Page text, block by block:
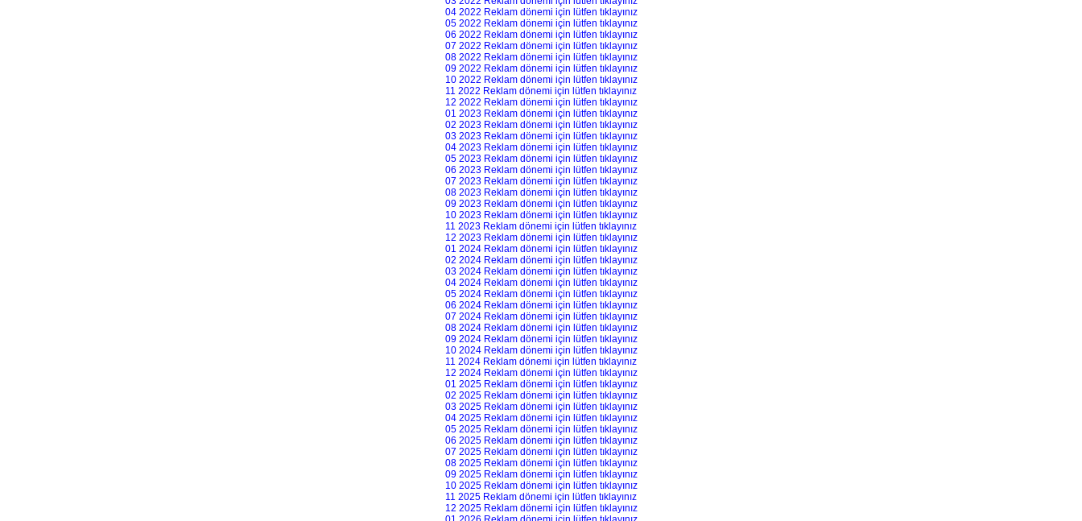
04 2022 Reklam dönemi için lütfen tıklayınız
05 2022 Reklam dönemi için lütfen tıklayınız
06 2022 Reklam dönemi için lütfen tıklayınız
07 2022 Reklam dönemi için lütfen tıklayınız
08 2022 Reklam dönemi için lütfen tıklayınız
09 2022 Reklam dönemi için lütfen tıklayınız
10 2022 Reklam dönemi için lütfen tıklayınız
11 2022 Reklam dönemi için lütfen tıklayınız
12 2022 Reklam dönemi için lütfen tıklayınız
01 2023 Reklam dönemi için lütfen tıklayınız
02 2023 Reklam dönemi için lütfen tıklayınız
03 2023 Reklam dönemi için lütfen tıklayınız
04 2023 Reklam dönemi için lütfen tıklayınız
05 2023 Reklam dönemi için lütfen tıklayınız
06 2023 Reklam dönemi için lütfen tıklayınız
07 2023 Reklam dönemi için lütfen tıklayınız
08 2023 Reklam dönemi için lütfen tıklayınız
09 2023 Reklam dönemi için lütfen tıklayınız
10 2023 Reklam dönemi için lütfen tıklayınız
11 2023 Reklam dönemi için lütfen tıklayınız
12 2023 Reklam dönemi için lütfen tıklayınız
01 2024 Reklam dönemi için lütfen tıklayınız
02 2024 Reklam dönemi için lütfen tıklayınız
03 2024 Reklam dönemi için lütfen tıklayınız
04 2024 Reklam dönemi için lütfen tıklayınız
05 2024 Reklam dönemi için lütfen tıklayınız
06 2024 Reklam dönemi için lütfen tıklayınız
07 2024 Reklam dönemi için lütfen tıklayınız
08 2024 Reklam dönemi için lütfen tıklayınız
09 2024 Reklam dönemi için lütfen tıklayınız
10 2024 Reklam dönemi için lütfen tıklayınız
11 2024 Reklam dönemi için lütfen tıklayınız
12 2024 Reklam dönemi için lütfen tıklayınız
01 2025 Reklam dönemi için lütfen tıklayınız
02 2025 Reklam dönemi için lütfen tıklayınız
03 2025 Reklam dönemi için lütfen tıklayınız
04 2025 Reklam dönemi için lütfen tıklayınız
05 2025 Reklam dönemi için lütfen tıklayınız
06 2025 Reklam dönemi için lütfen tıklayınız
07 2025 Reklam dönemi için lütfen tıklayınız
08 2025 Reklam dönemi için lütfen tıklayınız
09 2025 Reklam dönemi için lütfen tıklayınız
10 2025 Reklam dönemi için lütfen tıklayınız
11 2025 Reklam dönemi için lütfen tıklayınız
12 2025 Reklam dönemi için lütfen tıklayınız